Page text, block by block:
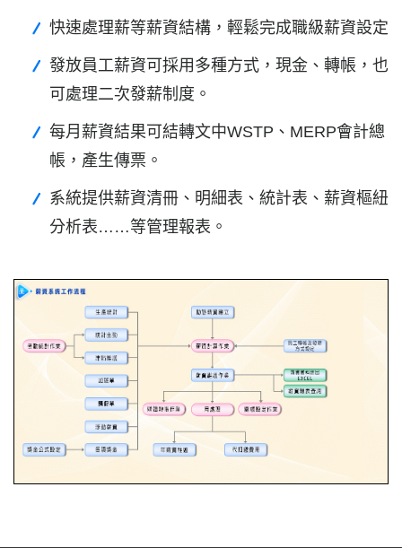
快速處理薪等薪資結構，輕鬆完成職級薪資設定
發放員工薪資可採用多種方式，現金、轉帳，也
可處理二次發薪制度。
每月薪資結果可結轉文中WSTP、MERP會計總
帳，產生傳票。
系統提供薪資清冊、明細表、統計表、薪資樞紐
分析表……等管理報表。